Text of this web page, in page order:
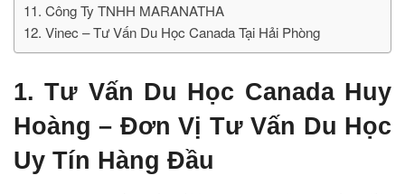
11. Công Ty TNHH MARANATHA
12. Vinec – Tư Vấn Du Học Canada Tại Hải Phòng
1. Tư Vấn Du Học Canada Huy
Hoàng – Đơn Vị Tư Vấn Du Học
Uy Tín Hàng Đầu